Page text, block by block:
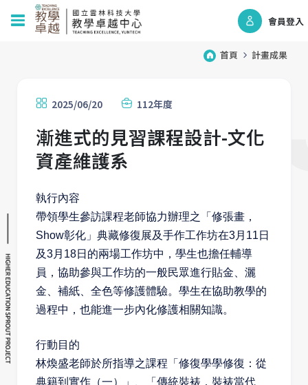
會員登入
首頁 計畫成果
2025/06/20 112年度
漸進式的見習課程設計-文化
資產維護系
執行內容
帶領學生參訪課程老師協力辦理之「修張畫，
Show彰化」典藏修復展及手作工作坊在3月11日
及3月18日的兩場工作坊中，學生也擔任輔導
員，協助參與工作坊的一般民眾進行貼金、灑
金、補紙、全色等修護體驗。學生在協助教學的
過程中，也能進一步內化修護相關知識。
行動目的
林煥盛老師於所指導之課程「修復學學修復：從
典籍到實作（一）」、「傳統裝裱．裝裱當代